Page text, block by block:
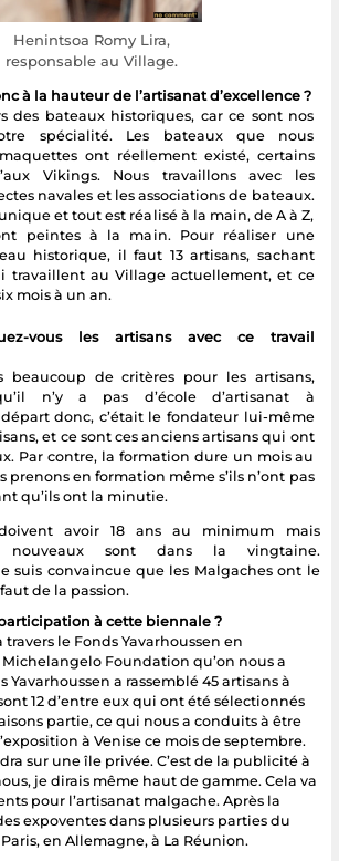
Henintsoa Romy Lira,
responsable au Village.
à la hauteur de l’artisanat d’excellence ?
des bateaux historiques, car ce sont nos
spécialité. Les bateaux que nous
ont réellement existé, certains
Vikings. Nous travaillons avec les
navales et les associations de bateaux.
et tout est réalisé à la main, de A à Z,
peintes à la main. Pour réaliser une
historique, il faut 13 artisans, sachant
travaillent au Village actuellement, et ce
mois à un an.
vous les artisans avec ce travail
beaucoup de critères pour les artisans,
n’y a pas d’école d’artisanat à
donc, c’était le fondateur lui-même
et ce sont ces anciens artisans qui ont
Par contre, la formation dure un mois au
prenons en formation même s’ils n’ont pas
qu’ils ont la minutie.
avoir 18 ans au minimum mais
nouveaux sont dans la vingtaine.
suis convaincue que les Malgaches ont le
de la passion.
à cette biennale ?
travers le Fonds Yavarhoussen en
Foundation qu’on nous a
Yavarhoussen a rassemblé 45 artisans à
12 d’entre eux qui ont été sélectionnés
partie, ce qui nous a conduits à être
à Venise ce mois de septembre.
sur une île privée. C’est de la publicité à
je dirais même haut de gamme. Cela va
pour l’artisanat malgache. Après la
expoventes dans plusieurs parties du
en Allemagne, à La Réunion.